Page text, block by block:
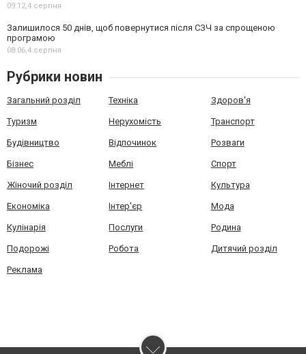
09:12,4 серпня
Залишилося 50 днів, щоб повернутися після СЗЧ за спрощеною
програмою
08:06,4 серпня
Рубрики новин
Загальний розділ Техніка Здоров'я
Туризм Нерухомість Транспорт
Будівництво Відпочинок Розваги
Бізнес Меблі Спорт
Жіночий розділ Інтернет Культура
Економіка Інтер'єр Мода
Кулінарія Послуги Родина
Подорожі Робота Дитячий розділ
Реклама